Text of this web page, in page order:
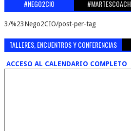
#NEGO2CIO #MARTESCOACH
3/%23Nego2CIO/post-per-tag
TALLERES, ENCUENTROS Y CONFERENCIAS
ACCESO AL CALENDARIO COMPLETO